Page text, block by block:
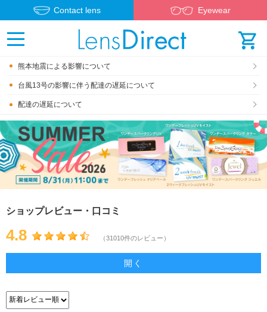
Contact lens Eyewear
熊本地震による影響について
台風13号の影響に伴う配達の遅延について
配達の遅延について
ショップレビュー・口コミ
4.8 （31010件のレビュー）
開く